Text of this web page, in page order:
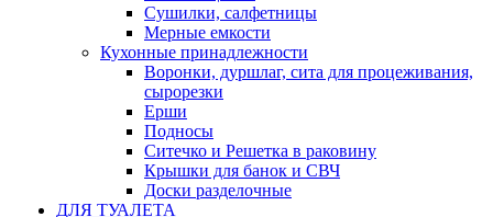
Сушилки, салфетницы
Мерные емкости
Кухонные принадлежности
Воронки, дуршлаг, сита для процеживания,
сырорезки
Ерши
Подносы
Ситечко и Решетка в раковину
Крышки для банок и СВЧ
Доски разделочные
ДЛЯ ТУАЛЕТА